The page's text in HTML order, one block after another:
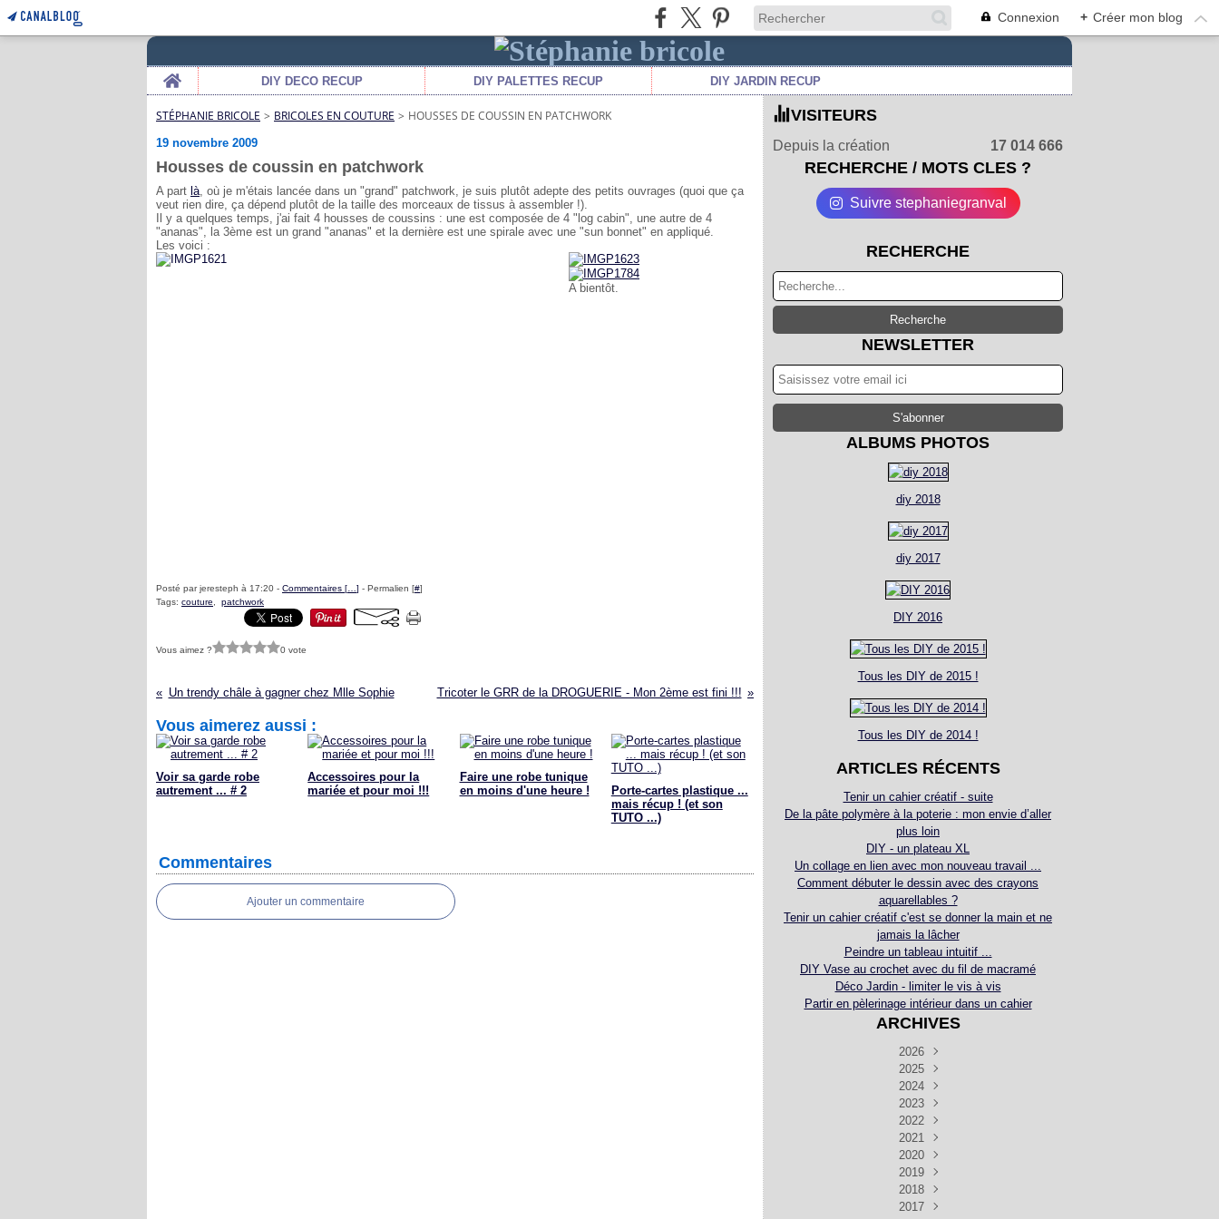
Connexion + Créer mon blog
Home
DIY DECO RECUP DIY PALETTES RECUP DIY JARDIN RECUP
STÉPHANIE BRICOLE > BRICOLES EN COUTURE > HOUSSES DE COUSSIN EN PATCHWORK
19 novembre 2009
Housses de coussin en patchwork
A part là, où je m'étais lancée dans un "grand" patchwork, je suis plutôt adepte des petits ouvrages (quoi que ça
veut rien dire, ça dépend plutôt de la taille des morceaux de tissus à assembler !).
Il y a quelques temps, j'ai fait 4 housses de coussins : une est composée de 4 "log cabin", une autre de 4
"ananas", la 3ème est un grand "ananas" et la dernière est une spirale avec une "sun bonnet" en appliqué.
Les voici :
A bientôt.
Posté par jeresteph à 17:20 - Commentaires [ ] - Permalien [#]
Tags: couture patchwork
Vous aimez ? 0 vote
Un trendy châle à gagner chez Mlle Sophie Tricoter le GRR de la DROGUERIE - Mon 2ème est fini !!!
Vous aimerez aussi :
Voir sa garde robe
autrement ... # 2
Accessoires pour la
mariée et pour moi !!!
Faire une robe tunique
en moins d'une heure !
Porte-cartes plastique ...
mais récup ! (et son
TUTO ...)
Commentaires
Ajouter un commentaire
VISITEURS
Depuis la création 17 014 666
RECHERCHE / MOTS CLES ?
Suivre stephaniegranval
RECHERCHE
NEWSLETTER
ALBUMS PHOTOS
diy 2018
diy 2017
DIY 2016
Tous les DIY de 2015 !
Tous les DIY de 2014 !
ARTICLES RÉCENTS
Tenir un cahier créatif - suite
De la pâte polymère à la poterie : mon envie d’aller
plus loin
DIY - un plateau XL
Un collage en lien avec mon nouveau travail ...
Comment débuter le dessin avec des crayons
aquarellables ?
Tenir un cahier créatif c'est se donner la main et ne
jamais la lâcher
Peindre un tableau intuitif ...
DIY Vase au crochet avec du fil de macramé
Déco Jardin - limiter le vis à vis
Partir en pèlerinage intérieur dans un cahier
ARCHIVES
2026
Juillet(5)
Juin
(4)
Mai
(3)
Avril
(3)
Mars
(3)
Janvier(1)
2025
Décembre
Novembre
Octobre
Septembre
Août
(1)
Juillet(2)
Juin
(1)
Mai
(1)
2024
Décembre
Novembre
Octobre
Septembre
Août
(2)
Juillet(4)
Juin
(4)
2023
Décembre
Novembre
Octobre
Septembre
Août
(2)
Juillet(1)
2022
Décembre
Novembre
Octobre
Septembre
Août
(4)
2021
Décembre
Novembre
Septembre
Août
(2)
2020
Décembre
Novembre
Octobre
2019
Décembre
Novembre
2018
Décembre
2017